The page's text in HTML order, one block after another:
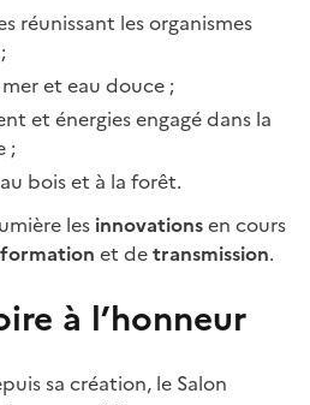
réunissant les organismes
et eau douce ;
et énergies engagé dans la
;
bois et à la forêt.
les innovationsen cours
formation et detransmission.
à l’honneur
sa création, le Salon